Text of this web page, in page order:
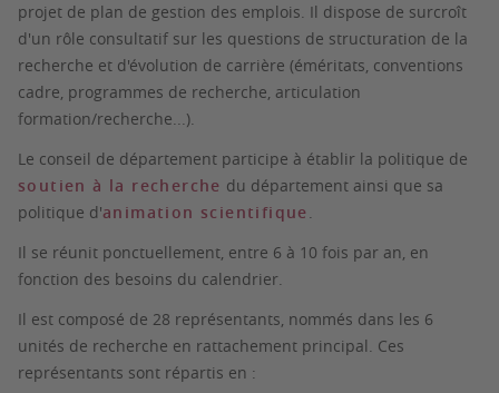
projet de plan de gestion des emplois. Il dispose de surcroît
d'un rôle consultatif sur les questions de structuration de la
recherche et d'évolution de carrière (éméritats, conventions
cadre, programmes de recherche, articulation
formation/recherche...).
Le conseil de département participe à établir la politique de
soutien à la recherche du département ainsi que sa
politique d'animation scientifique.
Il se réunit ponctuellement, entre 6 à 10 fois par an, en
fonction des besoins du calendrier.
Il est composé de 28 représentants, nommés dans les 6
unités de recherche en rattachement principal. Ces
représentants sont répartis en :